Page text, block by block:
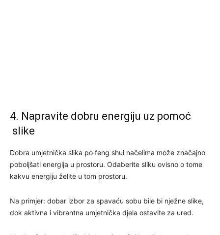
4. Napravite dobru energiju uz pomoć
slike
Dobra umjetnička slika po feng shui načelima može značajno
poboljšati energija u prostoru. Odaberite sliku ovisno o tome
kakvu energiju želite u tom prostoru.
Na primjer: dobar izbor za spavaću sobu bile bi nježne slike,
dok aktivna i vibrantna umjetnička djela ostavite za ured.